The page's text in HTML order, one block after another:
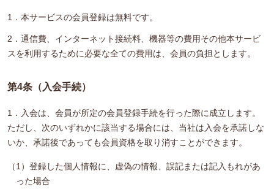
1．本サービスの会員登録は無料です。
2．通信費、インターネット接続料、機器等の費用その他本サービ
スを利用するために必要な全ての費用は、会員の負担とします。
第4条（入会手続）
1．入会は、会員が所定の会員登録手続を行った際に成立します。
ただし、次のいずれかに該当する場合には、当社は入会を承諾しな
いか、承諾後であっても会員資格を取り消すことができます。
（1）登録した個人情報に、虚偽の情報、誤記または記入もれがあ
った場合